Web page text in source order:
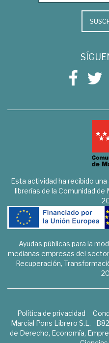
Esta actividad ha recibido
librerías de la Comunidad
Ayudas públicas para la
medianas empresas del
Recuperación,
Política de privacidad
Marcial Pons Librero S.L. -
de Derecho, Economía,